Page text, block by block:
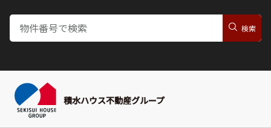
積水ハウス不動産グループ